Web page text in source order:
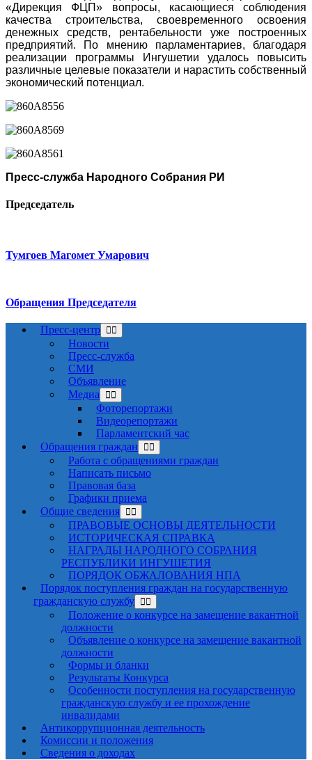
«Дирекция ФЦП» вопросы, касающиеся соблюдения
качества строительства, своевременного освоения
денежных средств, рентабельности уже построенных
предприятий. По мнению парламентариев, благодаря
реализации программы Ингушетии удалось повысить
различные целевые показатели и нарастить собственный
экономический потенциал.
Пресс-служба Народного Собрания РИ
Председатель
Тумгоев Магомет Умарович
Обращения Председателя
Пресс-центр
Новости
Пресс-служба
СМИ
Объявление
Медиа
Фоторепортажи
Видеорепортажи
Парламентский час
Обращения граждан
Работа с обращениями граждан
Написать письмо
Правовая база
Графики приема
Общие сведения
ПРАВОВЫЕ ОСНОВЫ ДЕЯТЕЛЬНОСТИ
ИСТОРИЧЕСКАЯ СПРАВКА
НАГРАДЫ НАРОДНОГО СОБРАНИЯ
РЕСПУБЛИКИ ИНГУШЕТИЯ
ПОРЯДОК ОБЖАЛОВАНИЯ НПА
Порядок поступления граждан на государственную
гражданскую службу
Положение о конкурсе на замещение вакантной
должности
Объявление о конкурсе на замещение вакантной
должности
Формы и бланки
Результаты Конкурса
Особенности поступления на государственную
гражданскую службу и ее прохождение
инвалидами
Антикоррупционная деятельность
Комиссии и положения
Сведения о доходах